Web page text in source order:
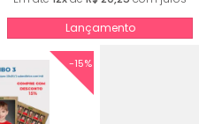
Lançamento
-15%